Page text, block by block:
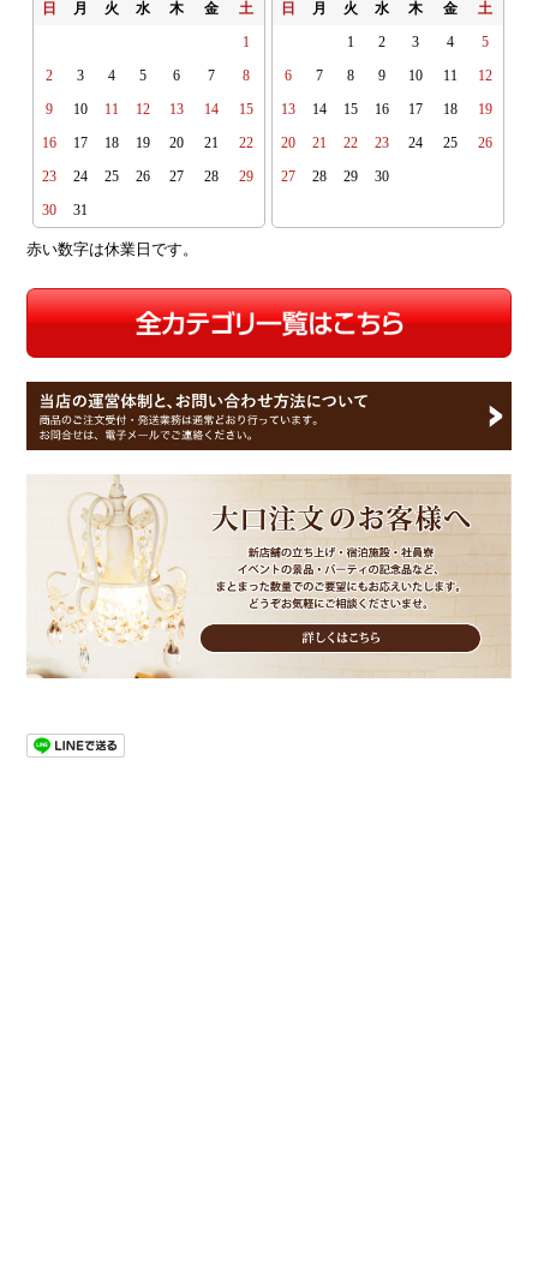
日 月 火 水 木 金 土
1
2 3 4 5 6 7 8
9 10 11 12 13 14 15
16 17 18 19 20 21 22
23 24 25 26 27 28 29
30 31
日 月 火 水 木 金 土
1 2 3 4 5
6 7 8 9 10 11 12
13 14 15 16 17 18 19
20 21 22 23 24 25 26
27 28 29 30
赤い数字は休業日です。